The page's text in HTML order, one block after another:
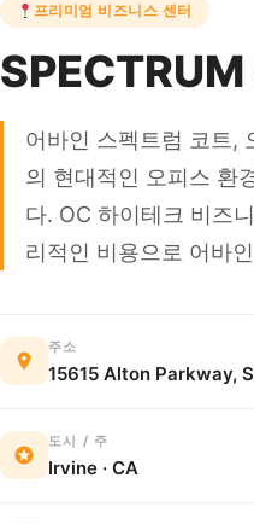
프리미엄 비즈니스 센터
어바인 스펙트럼 코트,
의 현대적인 오피스 환
다. OC 하이테크 비즈
리적인 비용으로 어바
주소
15615 Alton Parkway,
도시 / 주
Irvine · CA